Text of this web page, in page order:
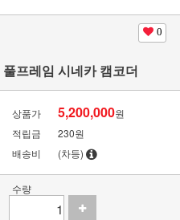
0
프레임 시네카 캠코더
상품가 5,200,000원
적립금
230원
배송비
(차등)
수량